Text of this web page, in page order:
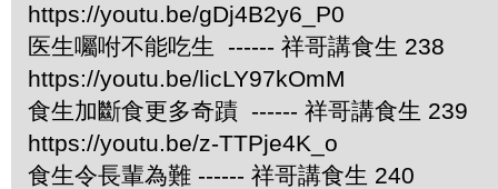
https://youtu.be/gDj4B2y6_P0
医生囑咐不能吃生 ------ 祥哥講食生 238
https://youtu.be/licLY97kOmM
食生加斷食更多奇蹟 ------ 祥哥講食生 239
https://youtu.be/z-TTPje4K_o
食生令長輩為難 ------ 祥哥講食生 240